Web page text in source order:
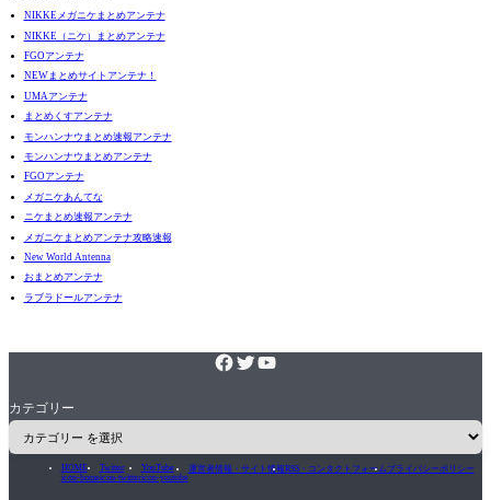
NIKKEメガニケまとめアンテナ
NIKKE（ニケ）まとめアンテナ
FGOアンテナ
NEWまとめサイトアンテナ！
UMAアンテナ
まとめくすアンテナ
モンハンナウまとめ速報アンテナ
モンハンナウまとめアンテナ
FGOアンテナ
メガニケあんてな
ニケまとめ速報アンテナ
メガニケまとめアンテナ攻略速報
New World Antenna
おまとめアンテナ
ラブラドールアンテナ
カテゴリー
HOME
icon-home
Twitter
icon-twitter
YouTube
icon-youtube
運営者情報・サイト情報RSS・コンタクトフォームプライバシーポリシー